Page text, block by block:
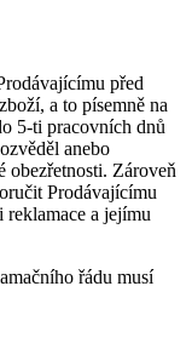
před
a to písemně na
5-ti pracovních dnů
anebo
obezřetnosti. Zároveň
Prodávajícímu
reklamace a jejímu
řádu musí